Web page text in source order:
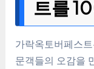
트를
가락옥토버페스
문객들의 오감을